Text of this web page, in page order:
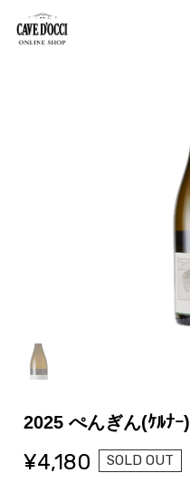
2025 ぺんぎん(ｹﾙﾅｰ)
¥4,180 SOLD OUT